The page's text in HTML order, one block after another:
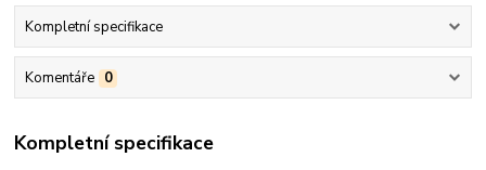
Kompletní specifikace
Komentáře 0
Kompletní specifikace